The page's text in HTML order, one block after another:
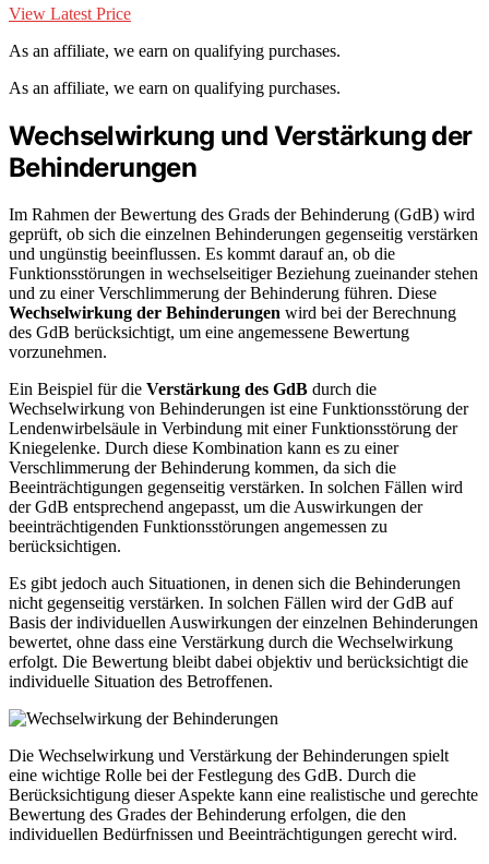
View Latest Price
As an affiliate, we earn on qualifying purchases.
As an affiliate, we earn on qualifying purchases.
Wechselwirkung und Verstärkung der
Behinderungen
Im Rahmen der Bewertung des Grads der Behinderung (GdB) wird
geprüft, ob sich die einzelnen Behinderungen gegenseitig verstärken
und ungünstig beeinflussen. Es kommt darauf an, ob die
Funktionsstörungen in wechselseitiger Beziehung zueinander stehen
und zu einer Verschlimmerung der Behinderung führen. Diese
Wechselwirkung der Behinderungen wird bei der Berechnung
des GdB berücksichtigt, um eine angemessene Bewertung
vorzunehmen.
Ein Beispiel für die Verstärkung des GdB durch die
Wechselwirkung von Behinderungen ist eine Funktionsstörung der
Lendenwirbelsäule in Verbindung mit einer Funktionsstörung der
Kniegelenke. Durch diese Kombination kann es zu einer
Verschlimmerung der Behinderung kommen, da sich die
Beeinträchtigungen gegenseitig verstärken. In solchen Fällen wird
der GdB entsprechend angepasst, um die Auswirkungen der
beeinträchtigenden Funktionsstörungen angemessen zu
berücksichtigen.
Es gibt jedoch auch Situationen, in denen sich die Behinderungen
nicht gegenseitig verstärken. In solchen Fällen wird der GdB auf
Basis der individuellen Auswirkungen der einzelnen Behinderungen
bewertet, ohne dass eine Verstärkung durch die Wechselwirkung
erfolgt. Die Bewertung bleibt dabei objektiv und berücksichtigt die
individuelle Situation des Betroffenen.
Die Wechselwirkung und Verstärkung der Behinderungen spielt
eine wichtige Rolle bei der Festlegung des GdB. Durch die
Berücksichtigung dieser Aspekte kann eine realistische und gerechte
Bewertung des Grades der Behinderung erfolgen, die den
individuellen Bedürfnissen und Beeinträchtigungen gerecht wird.